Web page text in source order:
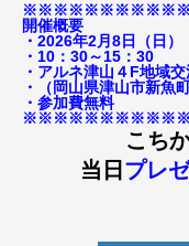
開催概要
・2026年2月8日（日）
・10：30～15：30
・アルネ津山４F地域
・（岡山県津山市新魚町
・参加費無料
こち
当日 プレ